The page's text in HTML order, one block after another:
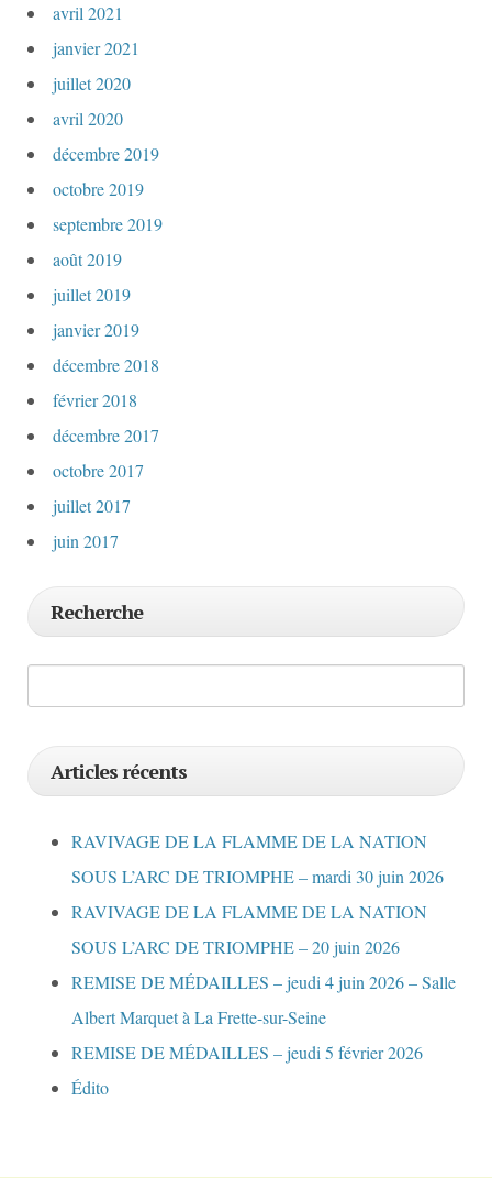
avril 2021
janvier 2021
juillet 2020
avril 2020
décembre 2019
octobre 2019
septembre 2019
août 2019
juillet 2019
janvier 2019
décembre 2018
février 2018
décembre 2017
octobre 2017
juillet 2017
juin 2017
Recherche
Articles récents
RAVIVAGE DE LA FLAMME DE LA NATION
SOUS L’ARC DE TRIOMPHE – mardi 30 juin 2026
RAVIVAGE DE LA FLAMME DE LA NATION
SOUS L’ARC DE TRIOMPHE – 20 juin 2026
REMISE DE MÉDAILLES – jeudi 4 juin 2026 – Salle
Albert Marquet à La Frette-sur-Seine
REMISE DE MÉDAILLES – jeudi 5 février 2026
Édito